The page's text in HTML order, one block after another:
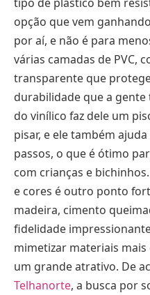
opção que vem
por aí, e não é para
várias camadas de PVC,
transparente que
durabilidade que a
do vinílico faz dele um
pisar, e ele também
passos, o que é ótimo
com crianças e
e cores é outro ponto
madeira, cimento
fidelidade
mimetizar materiais
um grande atrativo. De
Telhanorte, a busca por